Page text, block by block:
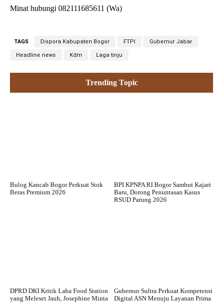
Minat hubungi 082111685611 (Wa)
TAGS Dispora Kabupaten Bogor FTPI Gubernur Jabar
Headline news Kdm Laga tinju
Trending Topic
Bulog Kancab Bogor Perkuat Stok
Beras Premium 2026
BPI KPNPA RI Bogor Sambut Kajari
Baru, Dorong Penuntasan Kasus
RSUD Parung 2026
DPRD DKI Kritik Laba Food Station
yang Meleset Jauh, Josephine Minta
Gubernur Sultra Perkuat Kompetensi
Digital ASN Menuju Layanan Prima